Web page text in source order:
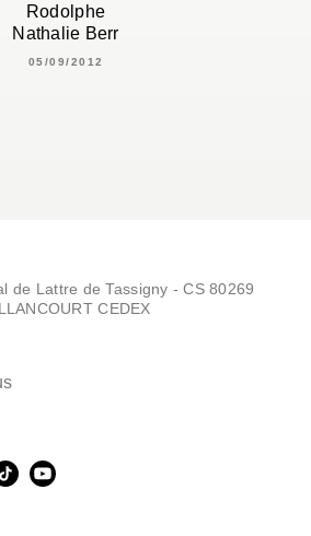
Rodolphe
Nathalie Berr
05/09/2012
de Lattre de Tassigny - CS 80269
CEDEX